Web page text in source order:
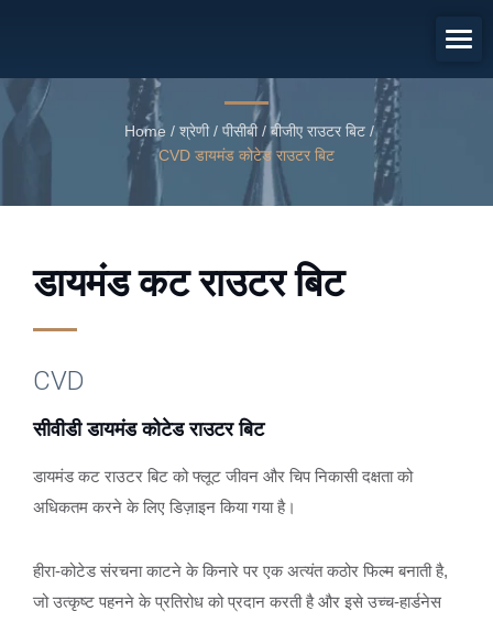
Home / श्रेणी / पीसीबी / बीजीए राउटर बिट /
CVD डायमंड कोटेड राउटर बिट
डायमंड कट राउटर बिट
CVD
सीवीडी डायमंड कोटेड राउटर बिट
डायमंड कट राउटर बिट को फ्लूट जीवन और चिप निकासी दक्षता को
अधिकतम करने के लिए डिज़ाइन किया गया है।
हीरा-कोटेड संरचना काटने के किनारे पर एक अत्यंत कठोर फिल्म बनाती है,
जो उत्कृष्ट पहनने के प्रतिरोध को प्रदान करती है और इसे उच्च-हार्डनेस